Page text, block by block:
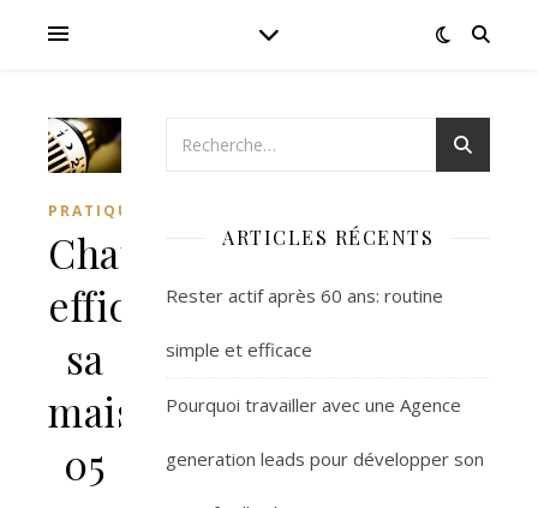
PRATIQUE
Chauffer
efficacement
sa
maison,
05
ARTICLES RÉCENTS
Rester actif après 60 ans: routine
simple et efficace
Pourquoi travailler avec une Agence
generation leads pour développer son